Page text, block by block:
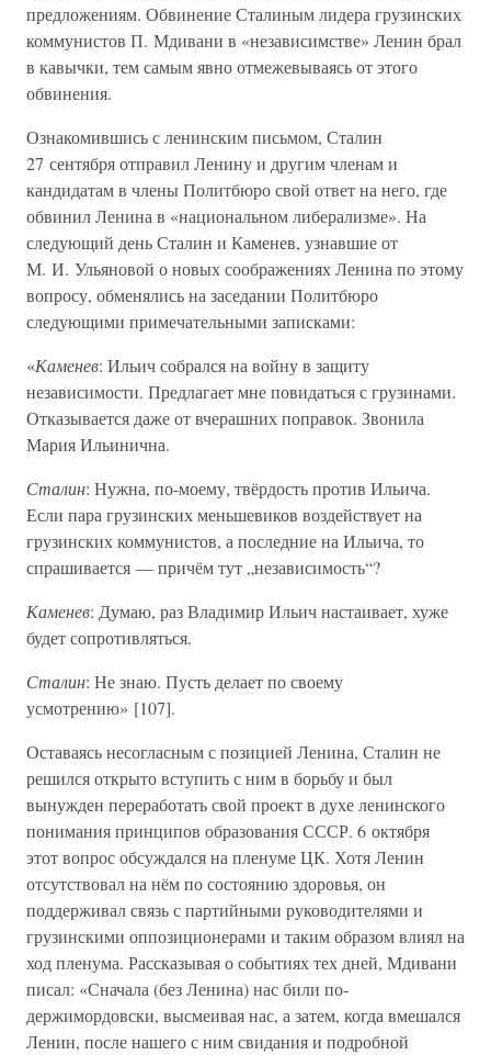
предложениям. Обвинение Сталиным лидера грузинских
коммунистов П. Мдивани в «независимстве» Ленин брал
в кавычки, тем самым явно отмежевываясь от этого
обвинения.
Ознакомившись с ленинским письмом, Сталин
27 сентября отправил Ленину и другим членам и
кандидатам в члены Политбюро свой ответ на него, где
обвинил Ленина в «национальном либерализме». На
следующий день Сталин и Каменев, узнавшие от
М. И. Ульяновой о новых соображениях Ленина по этому
вопросу, обменялись на заседании Политбюро
следующими примечательными записками:
«Каменев: Ильич собрался на войну в защиту
независимости. Предлагает мне повидаться с грузинами.
Отказывается даже от вчерашних поправок. Звонила
Мария Ильинична.
Сталин: Нужна, по-моему, твёрдость против Ильича.
Если пара грузинских меньшевиков воздействует на
грузинских коммунистов, а последние на Ильича, то
спрашивается — причём тут „независимость“?
Каменев: Думаю, раз Владимир Ильич настаивает, хуже
будет сопротивляться.
Сталин: Не знаю. Пусть делает по своему
усмотрению» [107].
Оставаясь несогласным с позицией Ленина, Сталин не
решился открыто вступить с ним в борьбу и был
вынужден переработать свой проект в духе ленинского
понимания принципов образования СССР. 6 октября
этот вопрос обсуждался на пленуме ЦК. Хотя Ленин
отсутствовал на нём по состоянию здоровья, он
поддерживал связь с партийными руководителями и
грузинскими оппозиционерами и таким образом влиял на
ход пленума. Рассказывая о событиях тех дней, Мдивани
писал: «Сначала (без Ленина) нас били по-
держимордовски, высмеивая нас, а затем, когда вмешался
Ленин, после нашего с ним свидания и подробной